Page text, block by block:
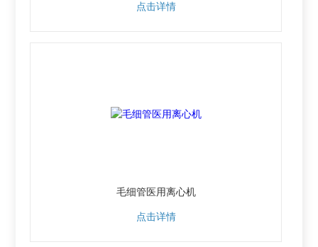
点击详情
毛细管医用离心机
点击详情